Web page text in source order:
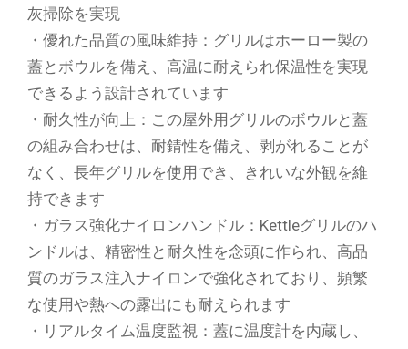
灰掃除を実現
・優れた品質の風味維持：グリルはホーロー製の
蓋とボウルを備え、高温に耐えられ保温性を実現
できるよう設計されています
・耐久性が向上：この屋外用グリルのボウルと蓋
の組み合わせは、耐錆性を備え、剥がれることが
なく、長年グリルを使用でき、きれいな外観を維
持できます
・ガラス強化ナイロンハンドル：Kettleグリルのハ
ンドルは、精密性と耐久性を念頭に作られ、高品
質のガラス注入ナイロンで強化されており、頻繁
な使用や熱への露出にも耐えられます
・リアルタイム温度監視：蓋に温度計を内蔵し、